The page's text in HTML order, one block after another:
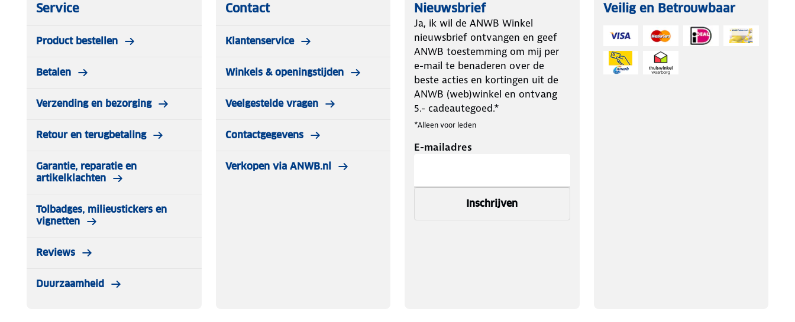
Service
Product bestellen
Betalen
Verzending en bezorging
Retour en terugbetaling
Garantie, reparatie en
artikelklachten
Tolbadges, milieustickers en
vignetten
Reviews
Duurzaamheid
Contact
Klantenservice
Winkels & openingstijden
Veelgestelde vragen
Contactgegevens
Verkopen via ANWB.nl
Nieuwsbrief
Ja, ik wil de ANWB Winkel
nieuwsbrief ontvangen en geef
ANWB toestemming om mij per
e-mail te benaderen over de
beste acties en kortingen uit de
ANWB (web)winkel en ontvang
5.- cadeautegoed.*
*Alleen voor leden
E-mailadres
Inschrijven
Veilig en Betrouwbaar